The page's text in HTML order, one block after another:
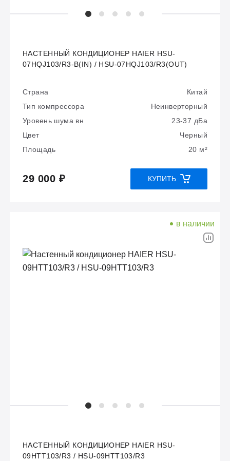
НАСТЕННЫЙ КОНДИЦИОНЕР HAIER HSU-
07HQJ103/R3-B(IN) / HSU-07HQJ103/R3(OUT)
Страна
Китай
Тип компрессора
Неинверторный
Уровень шума вн
23-37 дБа
Цвет
Черный
Площадь
20 м²
29 000 ₽ КУПИТЬ
в наличии
НАСТЕННЫЙ КОНДИЦИОНЕР HAIER HSU-
09HTT103/R3 / HSU-09HTT103/R3